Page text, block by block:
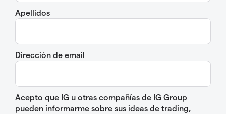
Apellidos
Dirección de email
Acepto que IG u otras compañías de IG Group
pueden informarme sobre sus ideas de trading,